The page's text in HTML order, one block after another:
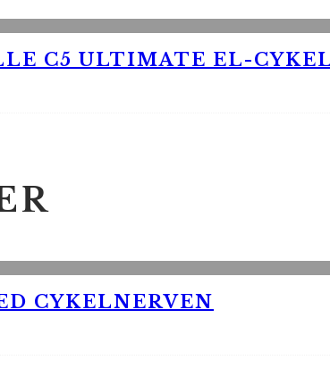
C5 ULTIMATE EL-
CYKELNERVEN